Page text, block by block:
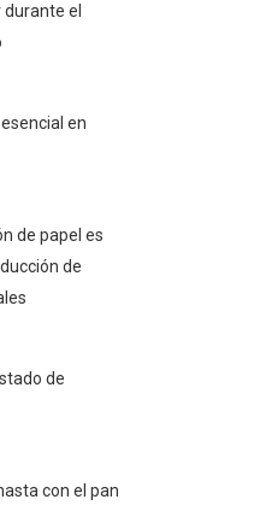
el
en
de papel es
de
de
con el pan